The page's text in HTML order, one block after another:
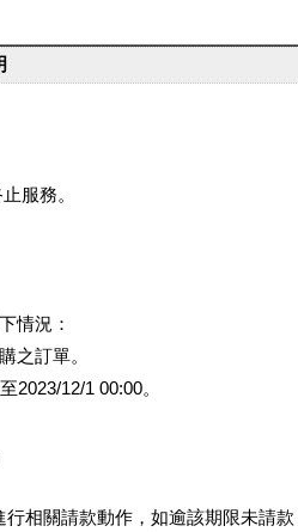
服務。
情況：
之訂單。
2023/12/1 00:00。
相關請款動作，如逾該期限未請款